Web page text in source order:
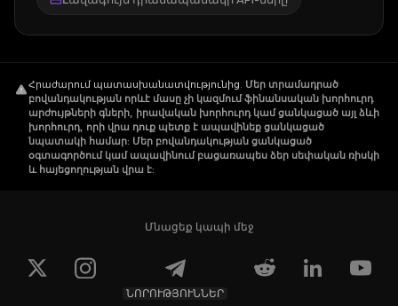
Հրաժարում պատասխանատվությունից. Մեր տրամադրած
բովանդակության որևէ մասը չի կազմում ֆինանսական խորհուրդ
արժույթների գների, իրավական խորհուրդ կամ ցանկացած այլ ձևի
խորհուրդ, որի վրա դուք պետք է ապավինեք ցանկացած
նպատակի համար: Մեր բովանդակության ցանկացած
օգտագործում կամ ապավինում բացառապես ձեր սեփական ռիսկի
և հայեցողության վրա է:
Մնացեք կապի մեջ
ՆՈՐՈՒԹՅՈՒՆՆԵՐ